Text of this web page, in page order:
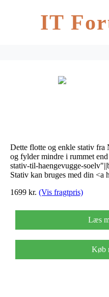
IT
Dette flotte og enkle stativ fra
og fylder mindre i rummet
stativ-til-haengevugge-
Stativ kan bruges med din <a
1699 kr. (Vis fragtpris)
Læs
Køb